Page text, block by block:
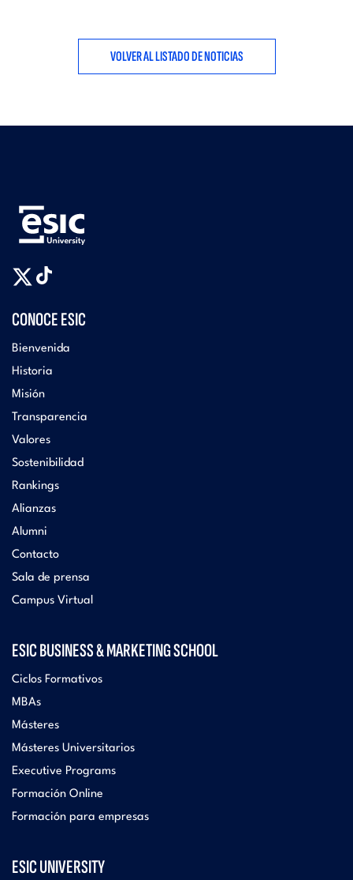
VOLVER AL LISTADO DE NOTICIAS
CONOCE ESIC
Bienvenida
Historia
Misión
Transparencia
Valores
Sostenibilidad
Rankings
Alianzas
Alumni
Contacto
Sala de prensa
Campus Virtual
ESIC BUSINESS & MARKETING SCHOOL
Ciclos Formativos
MBAs
Másteres
Másteres Universitarios
Executive Programs
Formación Online
Formación para empresas
ESIC UNIVERSITY